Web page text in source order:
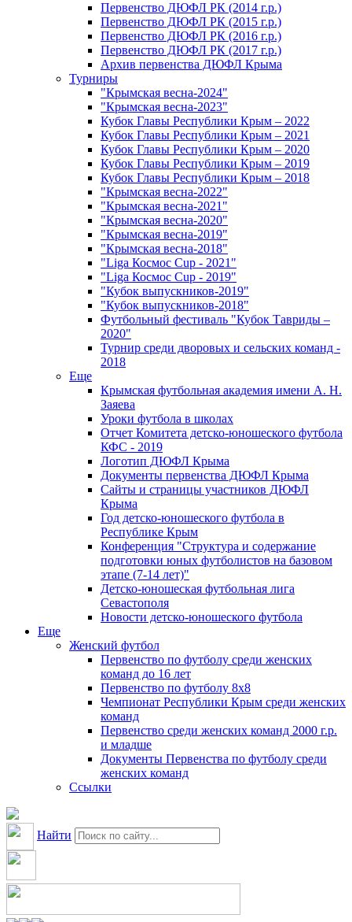
Первенство ДЮФЛ РК (2014 г.р.)
Первенство ДЮФЛ РК (2015 г.р.)
Первенство ДЮФЛ РК (2016 г.р.)
Первенство ДЮФЛ РК (2017 г.р.)
Архив первенства ДЮФЛ Крыма
Турниры
"Крымская весна-2024"
"Крымская весна-2023"
Кубок Главы Республики Крым – 2022
Кубок Главы Республики Крым – 2021
Кубок Главы Республики Крым – 2020
Кубок Главы Республики Крым – 2019
Кубок Главы Республики Крым – 2018
"Крымская весна-2022"
"Крымская весна-2021"
"Крымская весна-2020"
"Крымская весна-2019"
"Крымская весна-2018"
"Liga Космос Cup - 2021"
"Liga Космос Cup - 2019"
"Кубок выпускников-2019"
"Кубок выпускников-2018"
Футбольный фестиваль "Кубок Тавриды –
2020"
Турнир среди дворовых и сельских команд -
2018
Еще
Крымская футбольная академия имени А. Н.
Заяева
Уроки футбола в школах
Отчет Комитета детско-юношеского футбола
КФС - 2019
Логотип ДЮФЛ Крыма
Документы первенства ДЮФЛ Крыма
Сайты и страницы участников ДЮФЛ
Крыма
Год детско-юношеского футбола в
Республике Крым
Конференция "Структура и содержание
подготовки юных футболистов на базовом
этапе (7-14 лет)"
Детско-юношеская футбольная лига
Севастополя
Новости детско-юношеского футбола
Еще
Женский футбол
Первенство по футболу среди женских
команд до 16 лет
Первенство по футболу 8х8
Чемпионат Республики Крым среди женских
команд
Первенство среди женских команд 2000 г.р.
и младше
Документы Первенства по футболу среди
женских команд
Ссылки
Найти